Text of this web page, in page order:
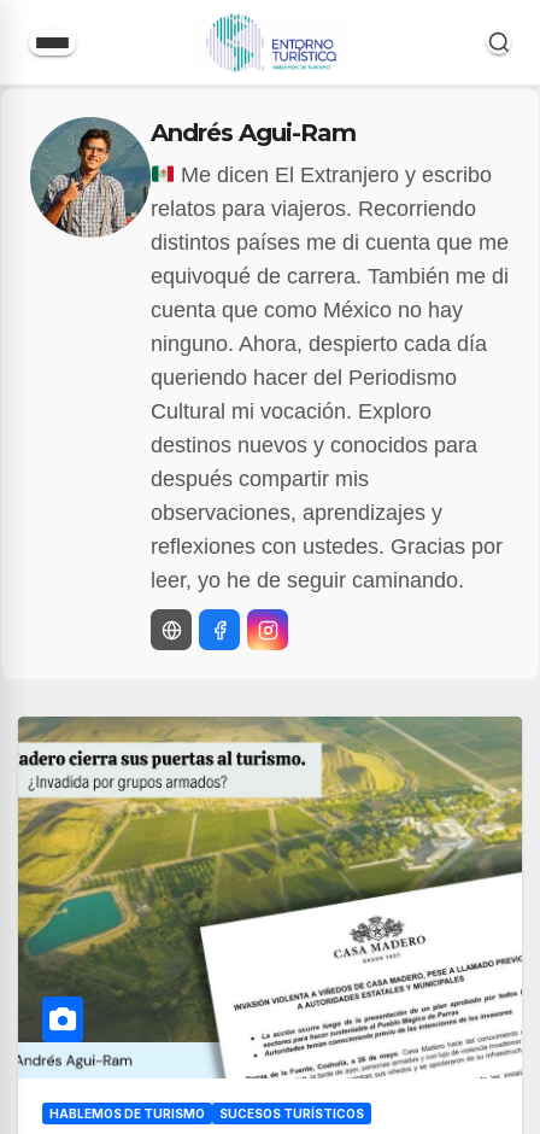
contenido
Andrés Agui-Ram
Me dicen El Extranjero y escribo
relatos para viajeros. Recorriendo
distintos países me di cuenta que me
equivoqué de carrera. También me di
cuenta que como México no hay
ninguno. Ahora, despierto cada día
queriendo hacer del Periodismo
Cultural mi vocación. Exploro
destinos nuevos y conocidos para
después compartir mis
observaciones, aprendizajes y
reflexiones con ustedes. Gracias por
leer, yo he de seguir caminando.
HABLEMOS DE TURISMO SUCESOS TURÍSTICOS